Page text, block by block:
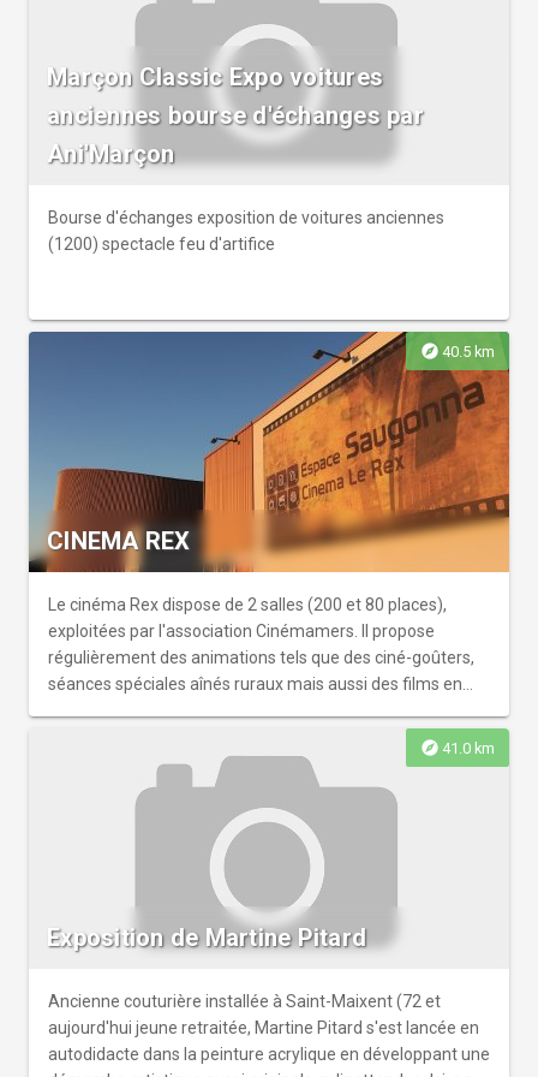
Marçon Classic Expo voitures
anciennes bourse d'échanges par
Ani'Marçon
Bourse d'échanges exposition de voitures anciennes
(1200) spectacle feu d'artifice
explore 40.5 km
CINEMA REX
Le cinéma Rex dispose de 2 salles (200 et 80 places),
exploitées par l'association Cinémamers. Il propose
régulièrement des animations tels que des ciné-goûters,
séances spéciales aînés ruraux mais aussi des films en
accueille pendant les vacances de la Toussaint le festival
"Graines d'Images Junior", festival qui permet au jeune
public de découvrir le cinéma, la nuit du cinéma
fantastique ou encore en Mars, le festival de films
européens "Mamers en Mars"et les Rencontres Ciné-vidéo
métrages) et en Janvier le cycle "Regards sur le monde
rural". Programme sur https://www.cinemamers.fr/
explore 41.0 km
Exposition de Martine Pitard
Ancienne couturière installée à Saint-Maixent (72 et
aujourd'hui jeune retraitée, Martine Pitard s'est lancée en
autodidacte dans la peinture acrylique en développant une